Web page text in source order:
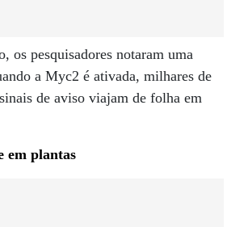
os pesquisadores notaram uma
a Myc2 é ativada, milhares de
de aviso viajam de folha em
em plantas